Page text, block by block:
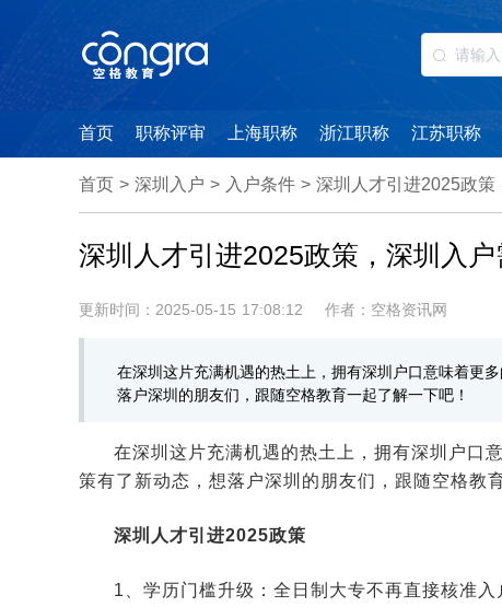
首页 职称评审 上海职称 浙江职称 江苏职称
首页 > 深圳入户 > 入户条件 > 深圳人才引进2025政策
深圳人才引进2025政策，深圳入户
更新时间：2025-05-15 17:08:12 作者：空格资讯网
在深圳这片充满机遇的热土上，拥有深圳户口意味着更
落户深圳的朋友们，跟随空格教育一起了解一下吧！
在深圳这片充满机遇的热土上，拥有深圳户口
策有了新动态，想落户深圳的朋友们，跟随空格教
深圳人才引进2025政策
1、学历门槛升级：全日制大专不再直接核准入